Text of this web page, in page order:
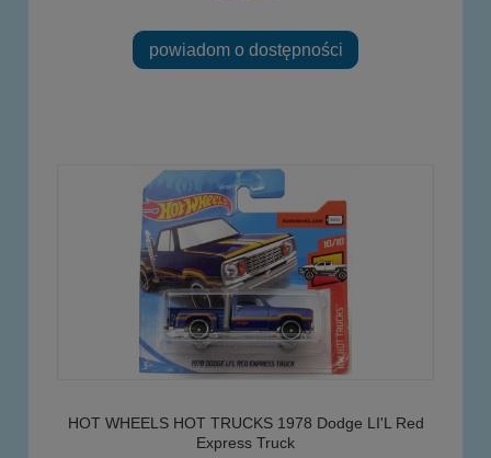
powiadom o dostępności
HOT WHEELS HOT TRUCKS 1978 Dodge LI'L Red
Express Truck